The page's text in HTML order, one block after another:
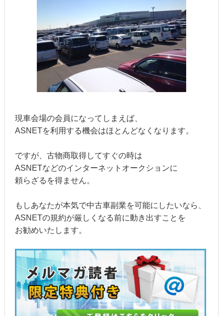
現車会場の会員になってしまえば、
ASNETを利用する機会はほとんどなくなります。
ですが、古物商取得してすぐの時は
ASNETなどのインターネットオークションに
頼らざるを得ません。
もしあなたが本気で中古車副業を可能にしたいなら、
ASNETの規約が厳しくなる前に動き出すことを
お勧めいたします。